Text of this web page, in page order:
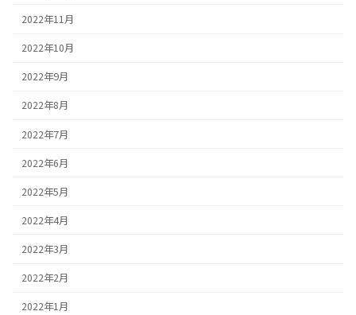
2022年11月
2022年10月
2022年9月
2022年8月
2022年7月
2022年6月
2022年5月
2022年4月
2022年3月
2022年2月
2022年1月